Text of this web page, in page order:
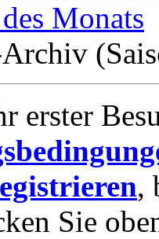
Monats
erster
,
Sie